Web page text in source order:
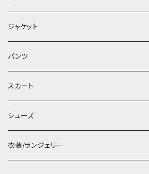
ジャケット
パンツ
スカート
シューズ
衣装/ランジェリー